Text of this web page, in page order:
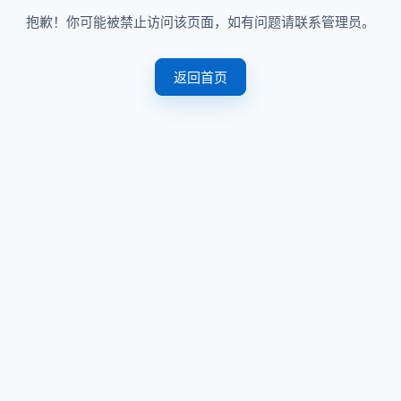
抱歉！你可能被禁止访问该页面，如有问题请联系管理员。
返回首页